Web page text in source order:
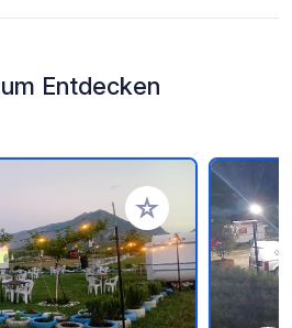
Entdecken
Zu Ihren Favoriten